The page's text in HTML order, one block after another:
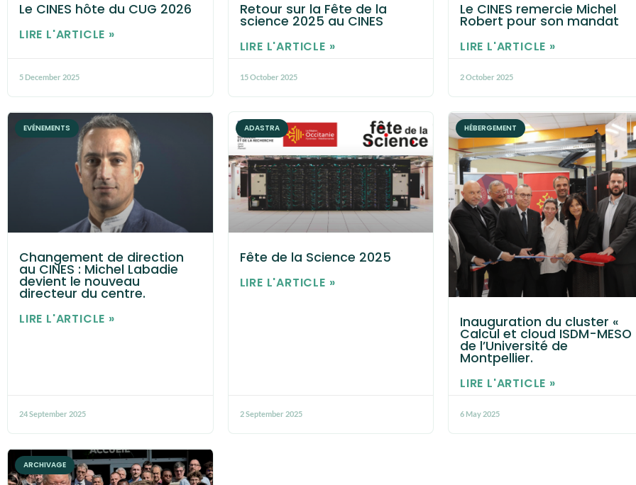
Le CINES hôte du CUG 2026
LIRE L'ARTICLE »
5 December 2025
Retour sur la Fête de la
science 2025 au CINES
LIRE L'ARTICLE »
15 October 2025
Le CINES remercie Michel
Robert pour son mandat
LIRE L'ARTICLE »
2 October 2025
EVÉNEMENTS
Changement de direction
au CINES : Michel Labadie
devient le nouveau
directeur du centre.
LIRE L'ARTICLE »
24 September 2025
ADASTRA
Fête de la Science 2025
LIRE L'ARTICLE »
2 September 2025
HÉBERGEMENT
Inauguration du cluster «
Calcul et cloud ISDM-MESO
de l’Université de
Montpellier.
LIRE L'ARTICLE »
6 May 2025
ARCHIVAGE